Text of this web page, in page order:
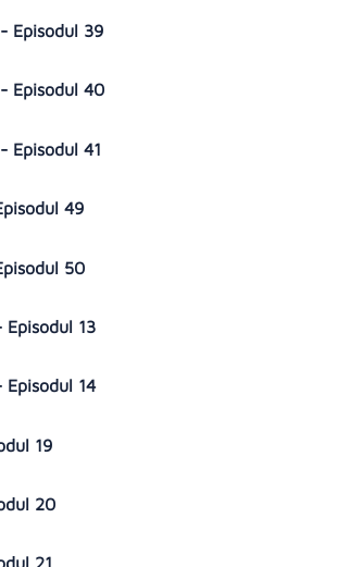
Episodul 39
Episodul 40
Episodul 41
49
50
13
14
19
20
21